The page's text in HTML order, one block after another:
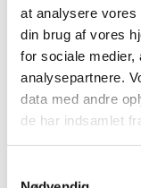
at analysere vores
din brug af vores
for sociale medier,
analysepartnere.
data med andre
de har indsamlet
|2. december 2016|
HPV-vaccinens
Konkretisering
|1. december 2016|